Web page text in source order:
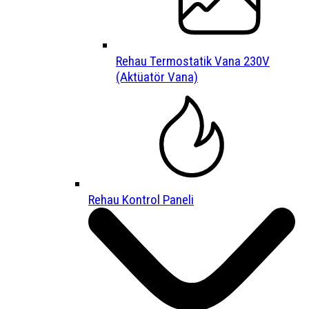
Rehau Termostatik Vana 230V
(Aktüatör Vana)
Rehau Kontrol Paneli